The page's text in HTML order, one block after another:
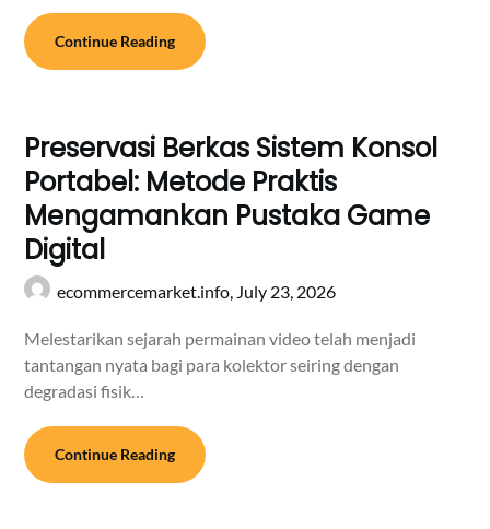
Continue Reading
Preservasi Berkas Sistem Konsol
Portabel: Metode Praktis
Mengamankan Pustaka Game
Digital
ecommercemarket.info, July 23, 2026
Melestarikan sejarah permainan video telah menjadi
tantangan nyata bagi para kolektor seiring dengan
degradasi fisik…
Continue Reading